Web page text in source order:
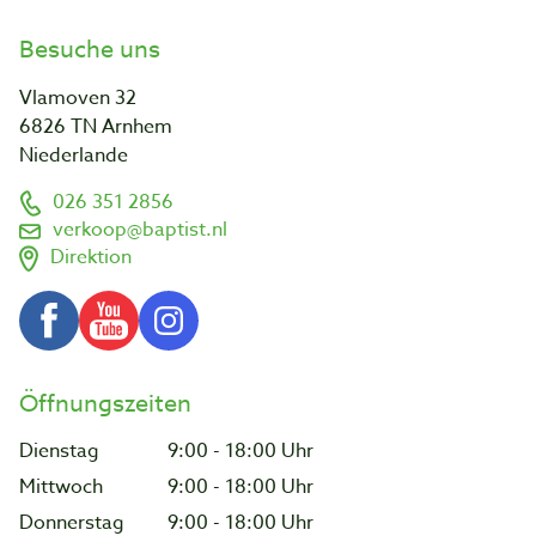
Besuche uns
Vlamoven 32
6826 TN Arnhem
Niederlande
026 351 2856
verkoop@baptist.nl
Direktion
Öffnungszeiten
Dienstag
9:00 - 18:00 Uhr
Mittwoch
9:00 - 18:00 Uhr
Donnerstag
9:00 - 18:00 Uhr